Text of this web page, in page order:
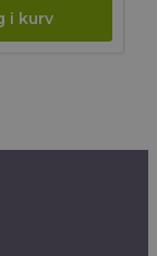
var:
69,00 kr..55,20